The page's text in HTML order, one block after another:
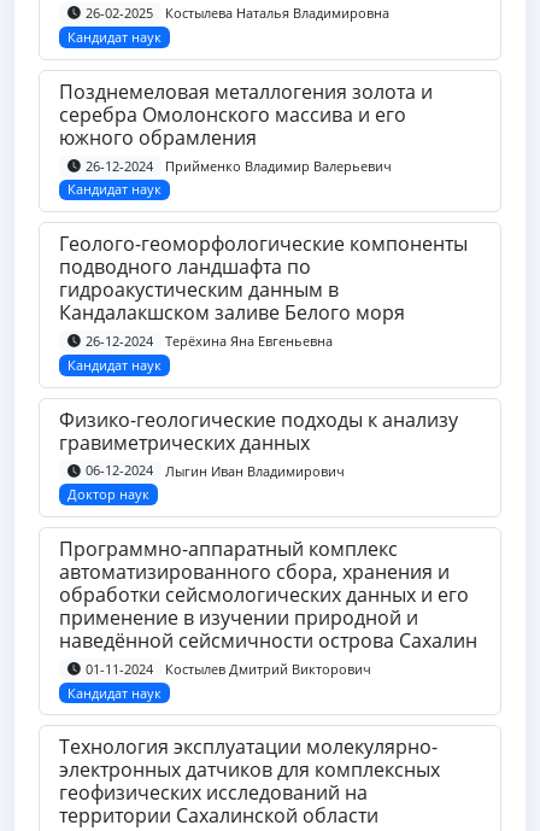
26-02-2025
Костылева Наталья Владимировна
Кандидат наук
Позднемеловая металлогения золота и
серебра Омолонского массива и его
южного обрамления
26-12-2024
Прийменко Владимир Валерьевич
Кандидат наук
Геолого-геоморфологические компоненты
подводного ландшафта по
гидроакустическим данным в
Кандалакшском заливе Белого моря
26-12-2024
Терёхина Яна Евгеньевна
Кандидат наук
Физико-геологические подходы к анализу
гравиметрических данных
06-12-2024
Лыгин Иван Владимирович
Доктор наук
Программно-аппаратный комплекс
автоматизированного сбора, хранения и
обработки сейсмологических данных и его
применение в изучении природной и
наведённой сейсмичности острова Сахалин
01-11-2024
Костылев Дмитрий Викторович
Кандидат наук
Технология эксплуатации молекулярно-
электронных датчиков для комплексных
геофизических исследований на
территории Сахалинской области